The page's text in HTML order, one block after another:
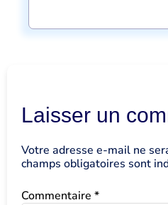
Laisser un
Votre adresse e-mail ne
champs obligatoires sont
Commentaire *